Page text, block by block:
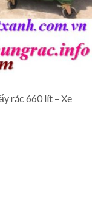
rác 660 lít – Xe